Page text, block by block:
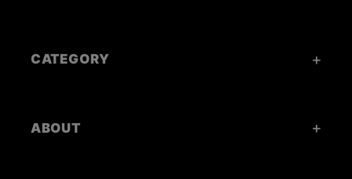
CATEGORY
ABOUT